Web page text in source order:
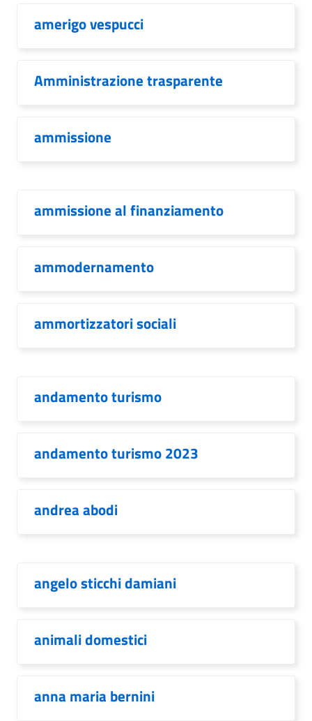
amerigo vespucci
Amministrazione trasparente
ammissione
ammissione al finanziamento
ammodernamento
ammortizzatori sociali
andamento turismo
andamento turismo 2023
andrea abodi
angelo sticchi damiani
animali domestici
anna maria bernini